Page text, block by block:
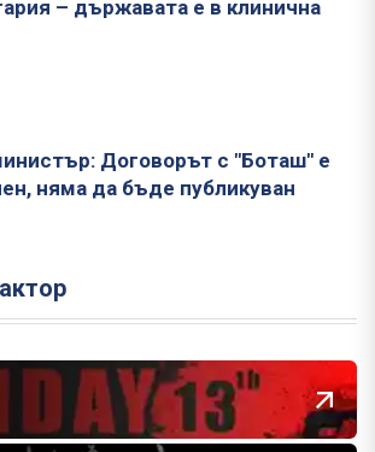
– държавата е в клинична
Договорът с "Боташ" е
няма да бъде публикуван